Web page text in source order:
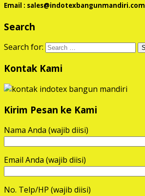
Email : sales@indotexbangunmandiri.com
Search
Search for:
Kontak Kami
Kirim Pesan ke Kami
Nama Anda (wajib diisi)
Email Anda (wajib diisi)
No. Telp/HP (wajib diisi)